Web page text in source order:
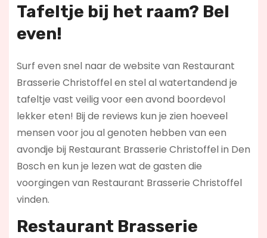
Tafeltje bij het raam? Bel
even!
Surf even snel naar de website van Restaurant
Brasserie Christoffel en stel al watertandend je
tafeltje vast veilig voor een avond boordevol
lekker eten! Bij de reviews kun je zien hoeveel
mensen voor jou al genoten hebben van een
avondje bij Restaurant Brasserie Christoffel in Den
Bosch en kun je lezen wat de gasten die
voorgingen van Restaurant Brasserie Christoffel
vinden.
Restaurant Brasserie